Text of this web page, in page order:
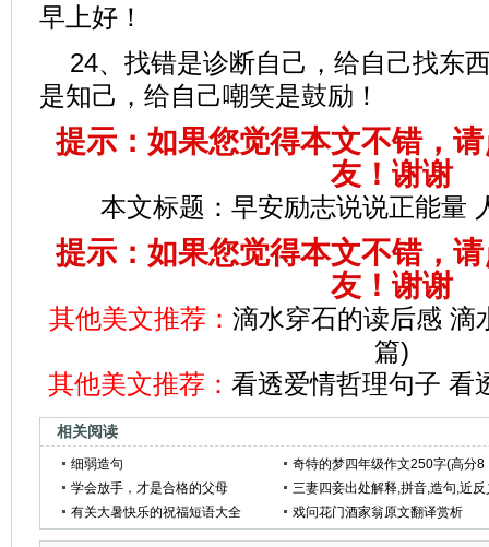
早上好！
24、找错是诊断自己，给自己找东
是知己，给自己嘲笑是鼓励！
提示：如果您觉得本文不错，
友！谢谢
本文标题： 早安励志说说正能量
提示：如果您觉得本文不错，
友！谢谢
其他美文推荐： 滴水穿石的读后感 滴
篇)
其他美文推荐： 看透爱情哲理句子 看
相关阅读
细弱造句
奇特的梦四年级作文250字(高分8
篇)
学会放手，才是合格的父母
三妻四妾出处解释,拼音,造句,近反
词
有关大暑快乐的祝福短语大全 戏问花门酒家翁原文翻译赏析